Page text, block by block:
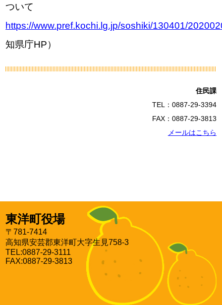
ついて
https://www.pref.kochi.lg.jp/soshiki/130401/
知県庁HP）
住民課
TEL：0887-29-3394
FAX：0887-29-3813
メールはこちら
東洋町役場
〒781-7414
高知県安芸郡東洋町大字生見758-3
TEL:0887-29-3111
FAX:0887-29-3813